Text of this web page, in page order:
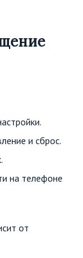
и сброс.
на телефоне
от